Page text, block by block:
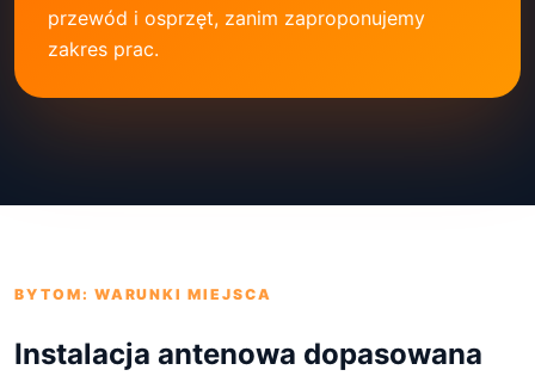
przewód i osprzęt, zanim zaproponujemy
zakres prac.
BYTOM: WARUNKI MIEJSCA
Instalacja antenowa dopasowana